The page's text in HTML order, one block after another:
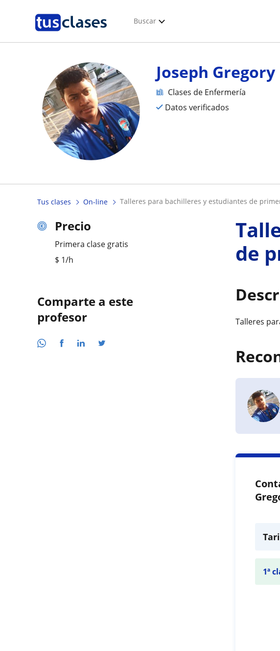
Buscar
Joseph Gregory
Clases de Enfermería
Datos verificados
Tus clases On-line talleres para bachilleres y estudiantes de
Precio
Primera clase gratis
$ 1/h
Comparte a este
profesor
de
Talleres
1ª